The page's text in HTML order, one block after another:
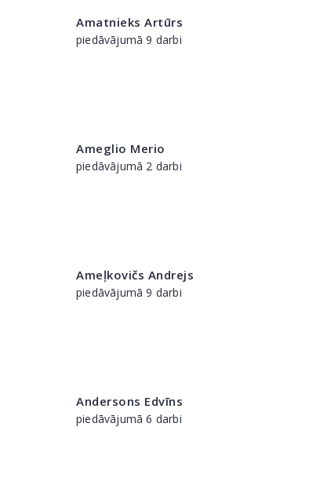
Amatnieks Artūrs
piedāvājumā 9 darbi
Ameglio Merio
piedāvājumā 2 darbi
Ameļkovičs Andrejs
piedāvājumā 9 darbi
Andersons Edvīns
piedāvājumā 6 darbi